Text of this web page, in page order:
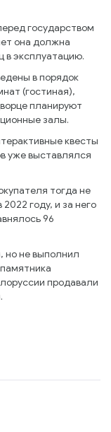
государством
она должна
в эксплуатацию.
в порядок
(гостиная),
планируют
залы.
квесты
уже выставлялся
тогда не
году, и за него
96
но не выполнил
продавали